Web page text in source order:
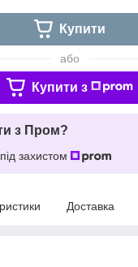
Купити
або
Купити з
з Пром?
захистом
Доставка